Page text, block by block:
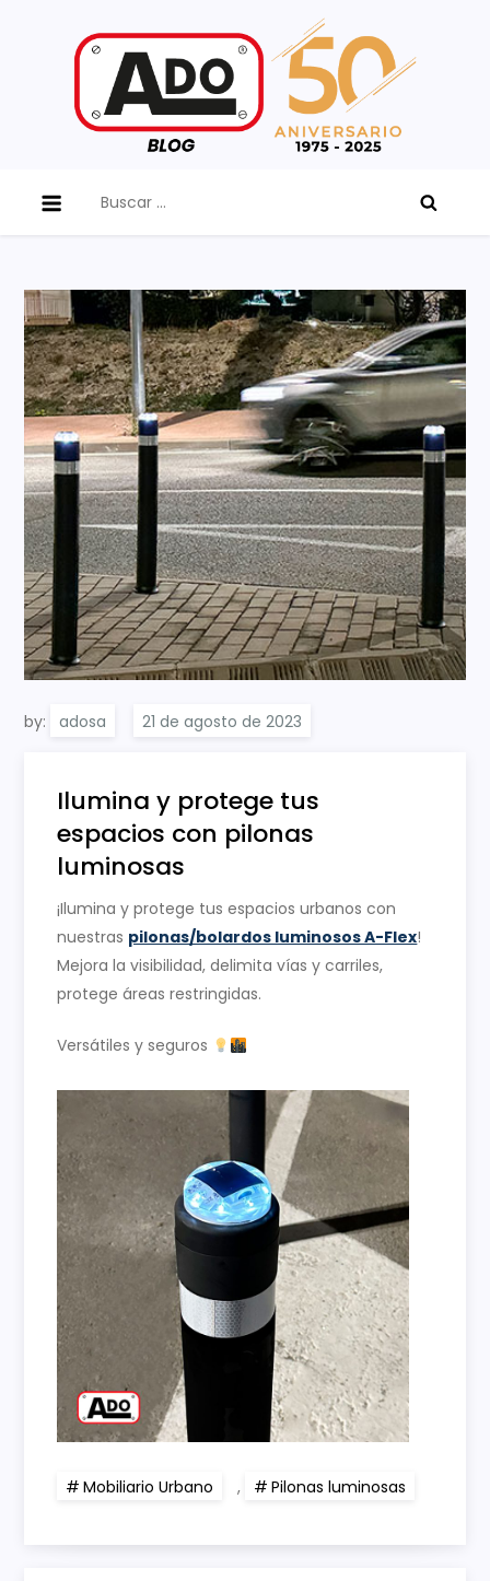
by: adosa
Ilumina y protege tus
espacios con pilonas
luminosas
¡Ilumina y protege tus espacios urbanos con
nuestras pilonas/bolardos luminosos A-Flex!
Mejora la visibilidad, delimita vías y carriles,
protege áreas restringidas.
Versátiles y seguros
Mobiliario Urbano , Pilonas luminosas